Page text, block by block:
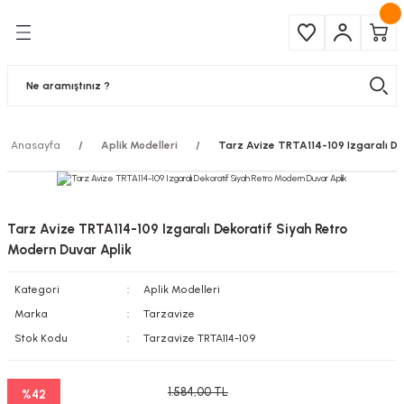
Anasayfa Aplik Modelleri Tarz Avize TRTA114-109 Izgaralı
Tarz Avize TRTA114-109 Izgaralı Dekoratif Siyah Retro
Modern Duvar Aplik
Kategori
Aplik Modelleri
Marka
Tarzavize
Stok Kodu
Tarzavize TRTA114-109
%42
1.584,00 TL